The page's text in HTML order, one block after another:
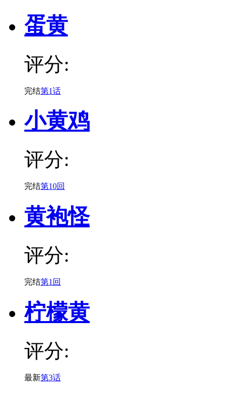
蛋黄
评分:
完结第1话
小黄鸡
评分:
完结第10回
黄袍怪
评分:
完结第1回
柠檬黄
评分:
最新第3话